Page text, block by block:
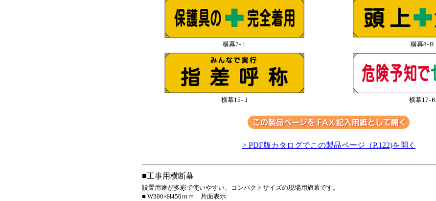
横幕7-Ｉ 横幕8-Ｂ
横幕15-Ｊ 横幕17-Ｋ
> PDF版カタログでこの製品ページ（P.122)を開く
■工事用横断幕
設置用途が多彩で使いやすい、コンパクトサイズの現場用旗幕です。
■ W300×H450ｍｍ 片面表示